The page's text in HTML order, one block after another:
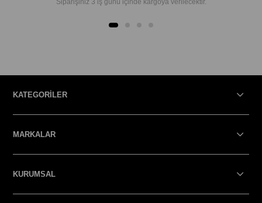
Siparişiniz 3 iş günü içinde kargoya verilecektir.
KATEGORİLER
MARKALAR
KURUMSAL